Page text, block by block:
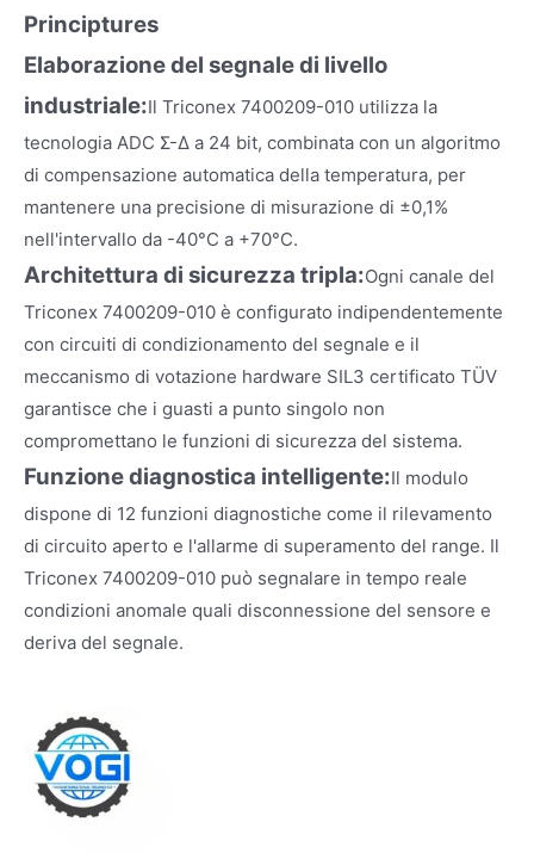
Principtures
Elaborazione del segnale di livello
industriale:Il Triconex 7400209-010 utilizza la
tecnologia ADC Σ-Δ a 24 bit, combinata con un algoritmo
di compensazione automatica della temperatura, per
mantenere una precisione di misurazione di ±0,1%
nell'intervallo da -40°C a +70°C.
Architettura di sicurezza tripla:Ogni canale del
Triconex 7400209-010 è configurato indipendentemente
con circuiti di condizionamento del segnale e il
meccanismo di votazione hardware SIL3 certificato TÜV
garantisce che i guasti a punto singolo non
compromettano le funzioni di sicurezza del sistema.
Funzione diagnostica intelligente:Il modulo
dispone di 12 funzioni diagnostiche come il rilevamento
di circuito aperto e l'allarme di superamento del range. Il
Triconex 7400209-010 può segnalare in tempo reale
condizioni anomale quali disconnessione del sensore e
deriva del segnale.